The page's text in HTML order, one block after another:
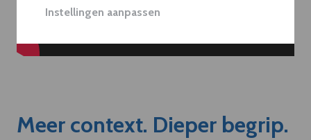
Instellingen aanpassen
Meer context. Dieper begrip.